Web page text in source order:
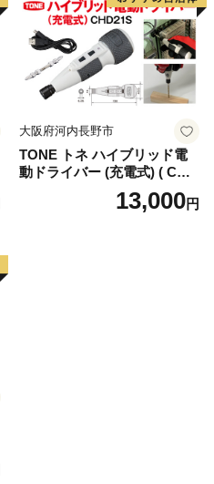
大阪府河内長野市
TONE トネ ハイブリッド電
動ドライバー (充電式) ( CHD
21S ) 15001-40000406 ｜ 工
具 整備士 自動車 バイク DIY
13,000円